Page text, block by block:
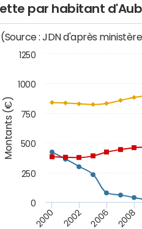
par habitant
Montants (€)
(Source : JDN d'après
2000 2002 2006 2008
0
250
500
750
1000
1250